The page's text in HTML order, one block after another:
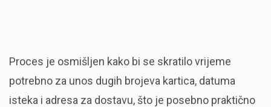
Proces je osmišljen kako bi se skratilo vrijeme
potrebno za unos dugih brojeva kartica, datuma
isteka i adresa za dostavu, što je posebno praktično